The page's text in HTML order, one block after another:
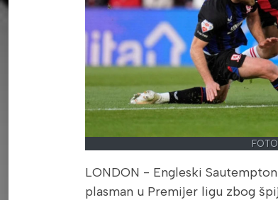
LONDON - Engleski
plasman u Premijer ligu zbog